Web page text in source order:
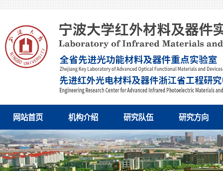
网站首页 机构介绍 研究队伍 研究方向